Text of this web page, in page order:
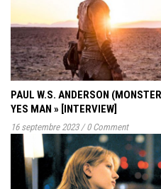
PAUL W.S. ANDERSON
YES MAN » [INTERVIEW]
16 septembre 2023 / 0 Comment